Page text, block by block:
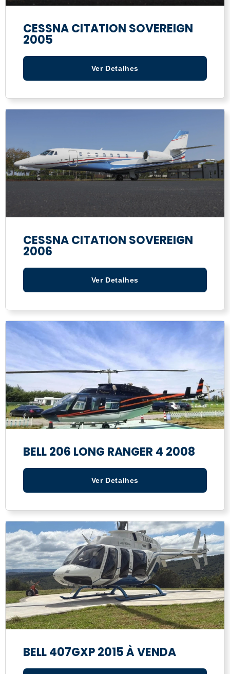
CESSNA CITATION SOVEREIGN
2005
Ver Detalhes
CESSNA CITATION SOVEREIGN
2006
Ver Detalhes
BELL 206 LONG RANGER 4 2008
Ver Detalhes
BELL 407GXP 2015 À VENDA